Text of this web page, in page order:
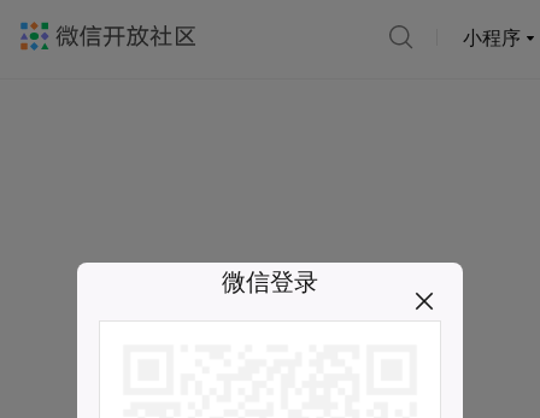
小程序
微信登录